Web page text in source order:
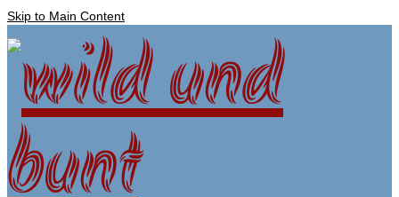
Skip to Main Content